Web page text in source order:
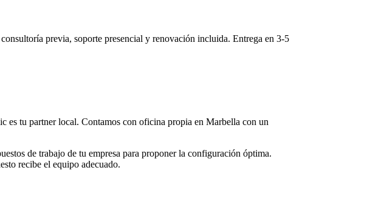
previa, soporte presencial y renovación incluida. Entrega en 3-5
es tu partner local. Contamos con oficina propia en Marbella con un
de trabajo de tu empresa para proponer la configuración óptima.
recibe el equipo adecuado.